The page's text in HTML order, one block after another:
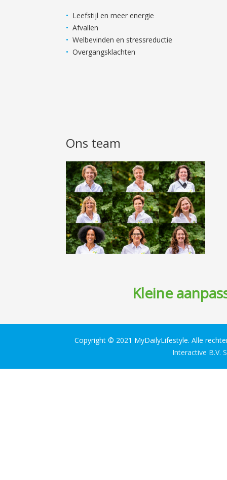
Leefstijl en meer energie
Afvallen
Welbevinden en stressreductie
Overgangsklachten
Ons team
Kleine
Copyright © 2021 MyDailyLifestyle. Alle
Interactive B.V.